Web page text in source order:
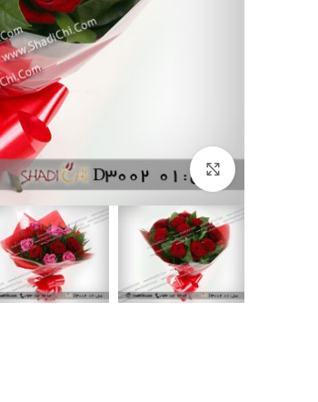
بزرگنمایی تصویر